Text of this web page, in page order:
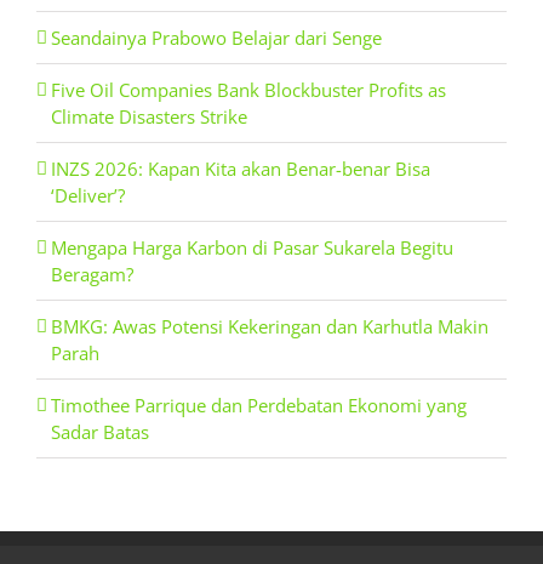
Seandainya Prabowo Belajar dari Senge
Five Oil Companies Bank Blockbuster Profits as
Climate Disasters Strike
INZS 2026: Kapan Kita akan Benar-benar Bisa
‘Deliver’?
Mengapa Harga Karbon di Pasar Sukarela Begitu
Beragam?
BMKG: Awas Potensi Kekeringan dan Karhutla Makin
Parah
Timothee Parrique dan Perdebatan Ekonomi yang
Sadar Batas